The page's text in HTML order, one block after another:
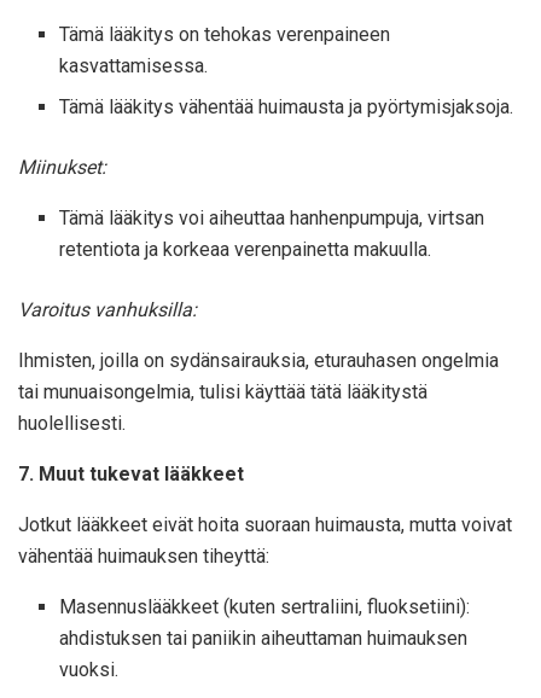
Tämä lääkitys on tehokas verenpaineen
kasvattamisessa.
Tämä lääkitys vähentää huimausta ja pyörtymisjaksoja.
Miinukset:
Tämä lääkitys voi aiheuttaa hanhenpumpuja, virtsan
retentiota ja korkeaa verenpainetta makuulla.
Varoitus vanhuksilla:
Ihmisten, joilla on sydänsairauksia, eturauhasen ongelmia
tai munuaisongelmia, tulisi käyttää tätä lääkitystä
huolellisesti.
7. Muut tukevat lääkkeet
Jotkut lääkkeet eivät hoita suoraan huimausta, mutta voivat
vähentää huimauksen tiheyttä:
Masennuslääkkeet (kuten sertraliini, fluoksetiini):
ahdistuksen tai paniikin aiheuttaman huimauksen
vuoksi.